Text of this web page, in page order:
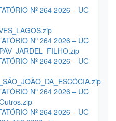
Nº 264 2026 – UC
Nº 264 2026 – UC
Nº 264 2026 – UC
Nº 264 2026 – UC
Nº 264 2026 – UC